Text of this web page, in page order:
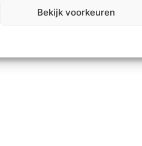
Bekijk voorkeuren